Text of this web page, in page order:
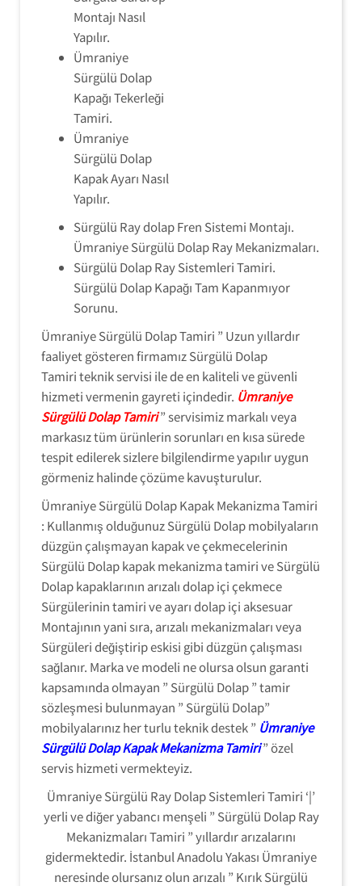
Montajı Nasıl
Yapılır.
Ümraniye
Sürgülü Dolap
Kapağı Tekerleği
Tamiri.
Ümraniye
Sürgülü Dolap
Kapak Ayarı Nasıl
Yapılır.
Sürgülü Ray dolap Fren Sistemi Montajı.
Ümraniye Sürgülü Dolap Ray Mekanizmaları.
Sürgülü Dolap Ray Sistemleri Tamiri.
Sürgülü Dolap Kapağı Tam Kapanmıyor
Sorunu.
Ümraniye Sürgülü Dolap Tamiri ” Uzun yıllardır
faaliyet gösteren firmamız Sürgülü Dolap
Tamiri teknik servisi ile de en kaliteli ve güvenli
hizmeti vermenin gayreti içindedir. Ümraniye
Sürgülü Dolap Tamiri” servisimiz markalı veya
markasız tüm ürünlerin sorunları en kısa sürede
tespit edilerek sizlere bilgilendirme yapılır uygun
görmeniz halinde çözüme kavuşturulur.
Ümraniye Sürgülü Dolap Kapak Mekanizma Tamiri
: Kullanmış olduğunuz Sürgülü Dolap mobilyaların
düzgün çalışmayan kapak ve çekmecelerinin
Sürgülü Dolap kapak mekanizma tamiri ve Sürgülü
Dolap kapaklarının arızalı dolap içi çekmece
Sürgülerinin tamiri ve ayarı dolap içi aksesuar
Montajının yani sıra, arızalı mekanizmaları veya
Sürgüleri değiştirip eskisi gibi düzgün çalışması
sağlanır. Marka ve modeli ne olursa olsun garanti
kapsamında olmayan ” Sürgülü Dolap ” tamir
sözleşmesi bulunmayan ” Sürgülü Dolap”
mobilyalarınız her turlu teknik destek ” Ümraniye
Sürgülü Dolap Kapak Mekanizma Tamiri” özel
servis hizmeti vermekteyiz.
Ümraniye Sürgülü Ray Dolap Sistemleri Tamiri ‘|’
yerli ve diğer yabancı menşeli ” Sürgülü Dolap Ray
Mekanizmaları Tamiri ” yıllardır arızalarını
gidermektedir. İstanbul Anadolu Yakası Ümraniye
neresinde olursanız olun arızalı ” Kırık Sürgülü
Sürgülü Dolap
Ray Sistemleri
Tamiri :
ihtiyaçlarınızda
siz değerli
müşterilerimize